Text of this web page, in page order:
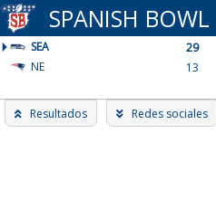
Skip
to
content
SPANISH BOWL
SEA
29
NE
13
Resultados Redes sociales